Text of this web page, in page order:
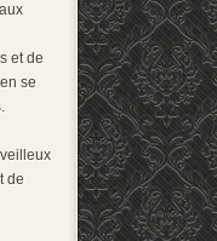
et de
se
de